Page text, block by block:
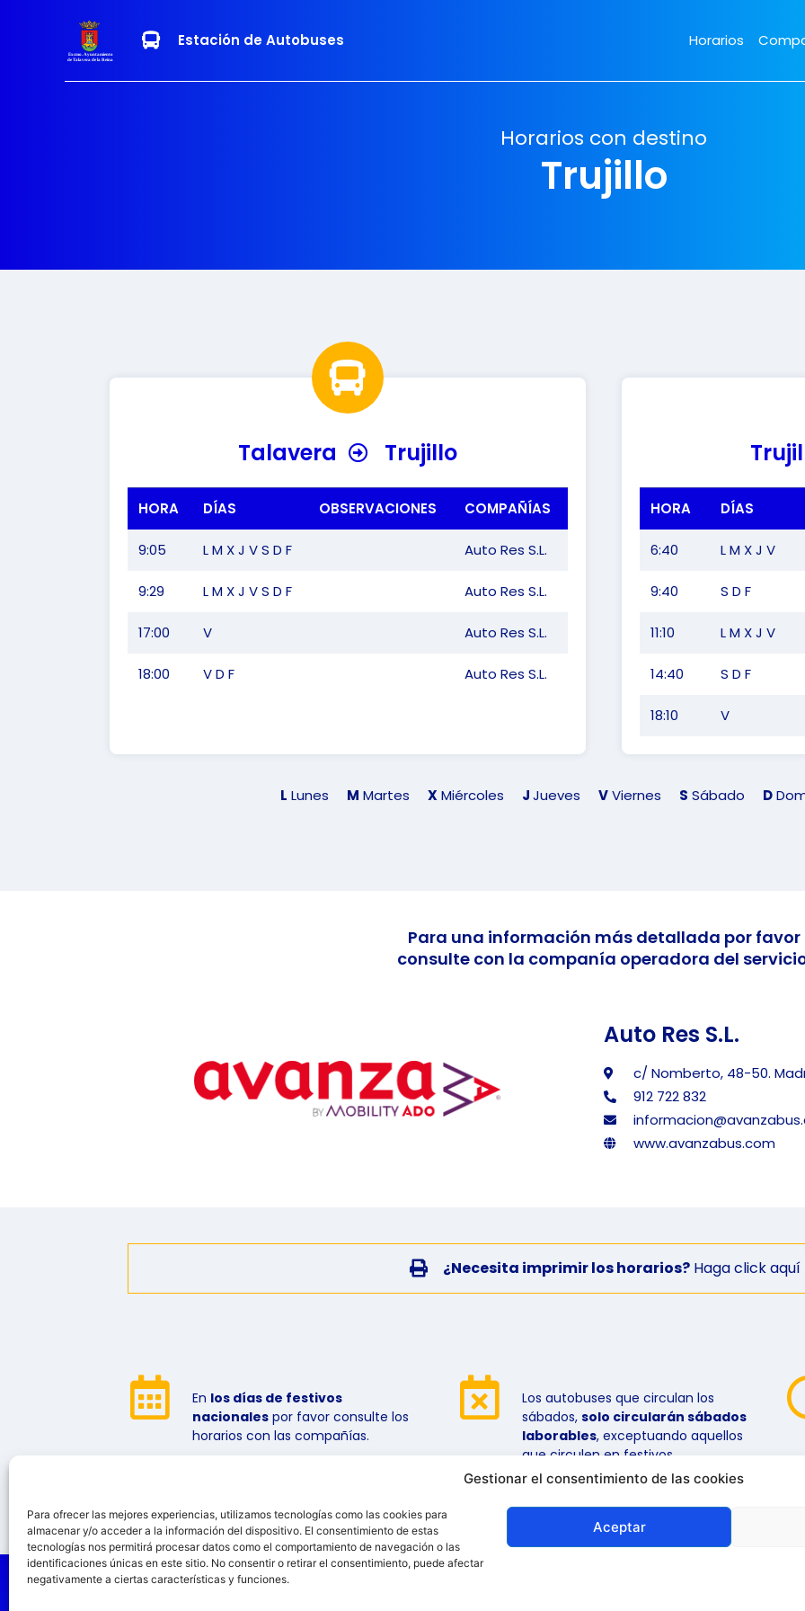
Gestionar el consentimiento de las cookies
Para ofrecer las mejores experiencias, utilizamos tecnologías como las cookies para
almacenar y/o acceder a la información del dispositivo. El consentimiento de estas
tecnologías nos permitirá procesar datos como el comportamiento de navegación o las
identificaciones únicas en este sitio. No consentir o retirar el consentimiento, puede afectar
negativamente a ciertas características y funciones.
Aceptar
Excmo. Ayuntamiento
de Talavera de la Reina
Estación de Autobuses Horarios
Horarios con destino
Trujillo
Talavera Trujillo
HORA DÍAS OBSERVACIONES COMPAÑÍAS
9:05 L M X J V S D F Auto Res S.L.
9:29 L M X J V S D F Auto Res S.L.
17:00 V Auto Res S.L.
18:00 V D F Auto Res S.L.
HORA DÍAS
6:40 L M X J V
9:40 S D F
11:10 L M X J V
14:40 S D F
18:10 V
L Lunes M Martes XMiércoles JJueves VViernes S Sábado D
Para una información más detallada por favor
consulte con la companía operadora del
Auto Res S.L.
c/ Nomberto, 48-50.
912 722 832
www.avanzabus.com
¿Necesita imprimir los horarios? Haga click aquí
En los días de festivos
nacionales por favor consulte los
horarios con las compañías.
Los autobuses que circulan los
sábados, solo circularán sábados
laborables, exceptuando aquellos
que circulen en festivos.
© 2026 GISPMAT S.A. Todos los derechos reservados